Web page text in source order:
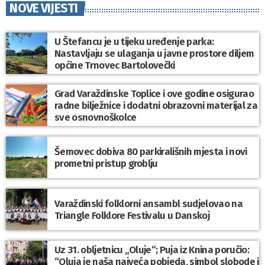
NOVE VIJESTI
U Štefancu je u tijeku uređenje parka:
Nastavljaju se ulaganja u javne prostore diljem
općine Trnovec Bartolovečki
Grad Varaždinske Toplice i ove godine osigurao
radne bilježnice i dodatni obrazovni materijal za
sve osnovnoškolce
Šemovec dobiva 80 parkirališnih mjesta i novi
prometni pristup groblju
Varaždinski folklorni ansambl sudjelovao na
Triangle Folklore Festivalu u Danskoj
Uz 31. obljetnicu „Oluje“; Puja iz Knina poručio:
“Oluja je naša najveća pobjeda, simbol slobode i